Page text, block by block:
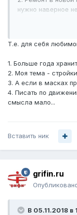
нужно наверное
возможностью
нелегального
писать все и в
Т.е. для себя
1. Больше года
2. Моя тема -
3. А если в масках
4. Писать по
смысла мало...
Вставить ник
grifin.ru
В 05.11.2018 в